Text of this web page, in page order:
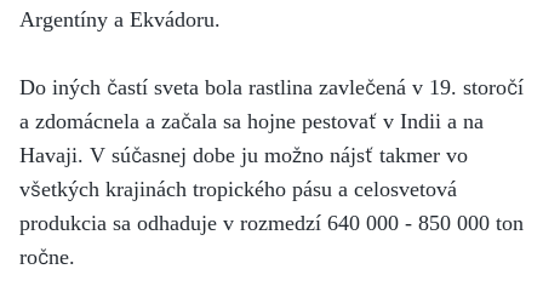
Argentíny a Ekvádoru.
Do iných častí sveta bola rastlina zavlečená v 19. storočí
a zdomácnela a začala sa hojne pestovať v Indii a na
Havaji. V súčasnej dobe ju možno nájsť takmer vo
všetkých krajinách tropického pásu a celosvetová
produkcia sa odhaduje v rozmedzí 640 000 - 850 000 ton
ročne.